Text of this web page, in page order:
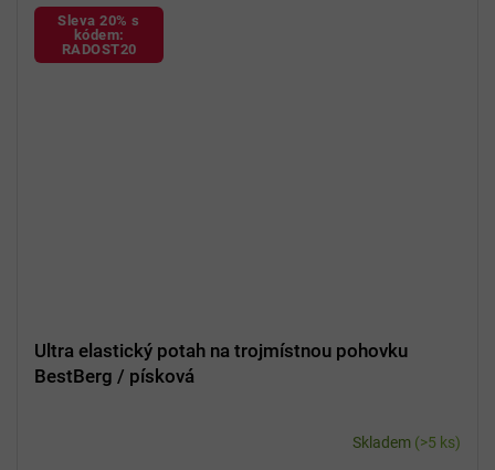
Sleva 20% s
kódem:
RADOST20
Ultra elastický potah na trojmístnou pohovku
BestBerg / písková
Skladem (>5 ks)